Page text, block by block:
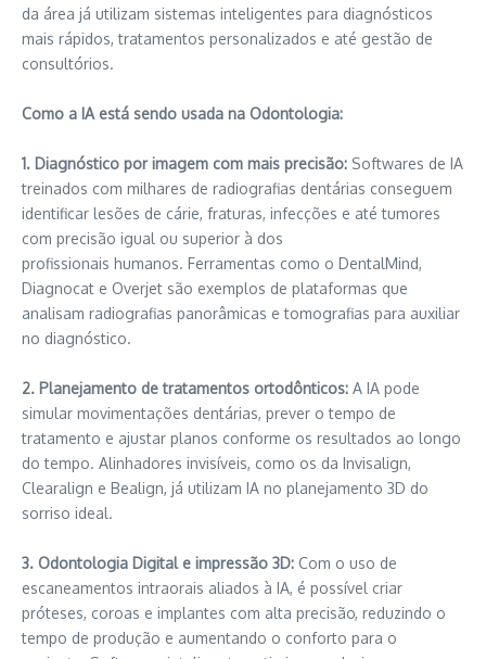
da área já utilizam sistemas inteligentes para diagnósticos
mais rápidos, tratamentos personalizados e até gestão de
consultórios.
Como a IA está sendo usada na Odontologia:
1. Diagnóstico por imagem com mais precisão: Softwares de IA
treinados com milhares de radiografias dentárias conseguem
identificar lesões de cárie, fraturas, infecções e até tumores
com precisão igual ou superior à dos
profissionais humanos. Ferramentas como o DentalMind,
Diagnocat e Overjet são exemplos de plataformas que
analisam radiografias panorâmicas e tomografias para auxiliar
no diagnóstico.
2. Planejamento de tratamentos ortodônticos: A IA pode
simular movimentações dentárias, prever o tempo de
tratamento e ajustar planos conforme os resultados ao longo
do tempo. Alinhadores invisíveis, como os da Invisalign,
Clearalign e Bealign, já utilizam IA no planejamento 3D do
sorriso ideal.
3. Odontologia Digital e impressão 3D: Com o uso de
escaneamentos intraorais aliados à IA, é possível criar
próteses, coroas e implantes com alta precisão, reduzindo o
tempo de produção e aumentando o conforto para o